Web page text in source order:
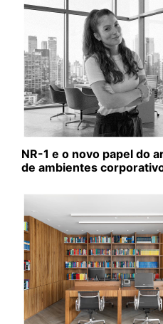
NR-1 e o novo papel do
de ambientes